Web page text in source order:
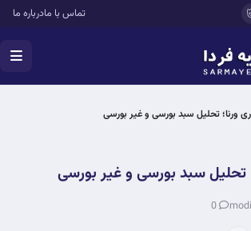
تماس با مادرباره ما
ورنا؛ تحلیل سبد بورسی و غیر بورسی
تحلیل سبد بورسی و غیر بورسی